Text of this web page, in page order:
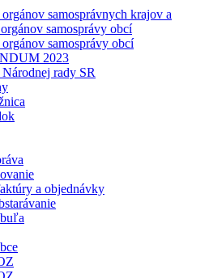
samosprávnych krajov a
samosprávy obcí
samosprávy obcí
2023
rady SR
a objednávky